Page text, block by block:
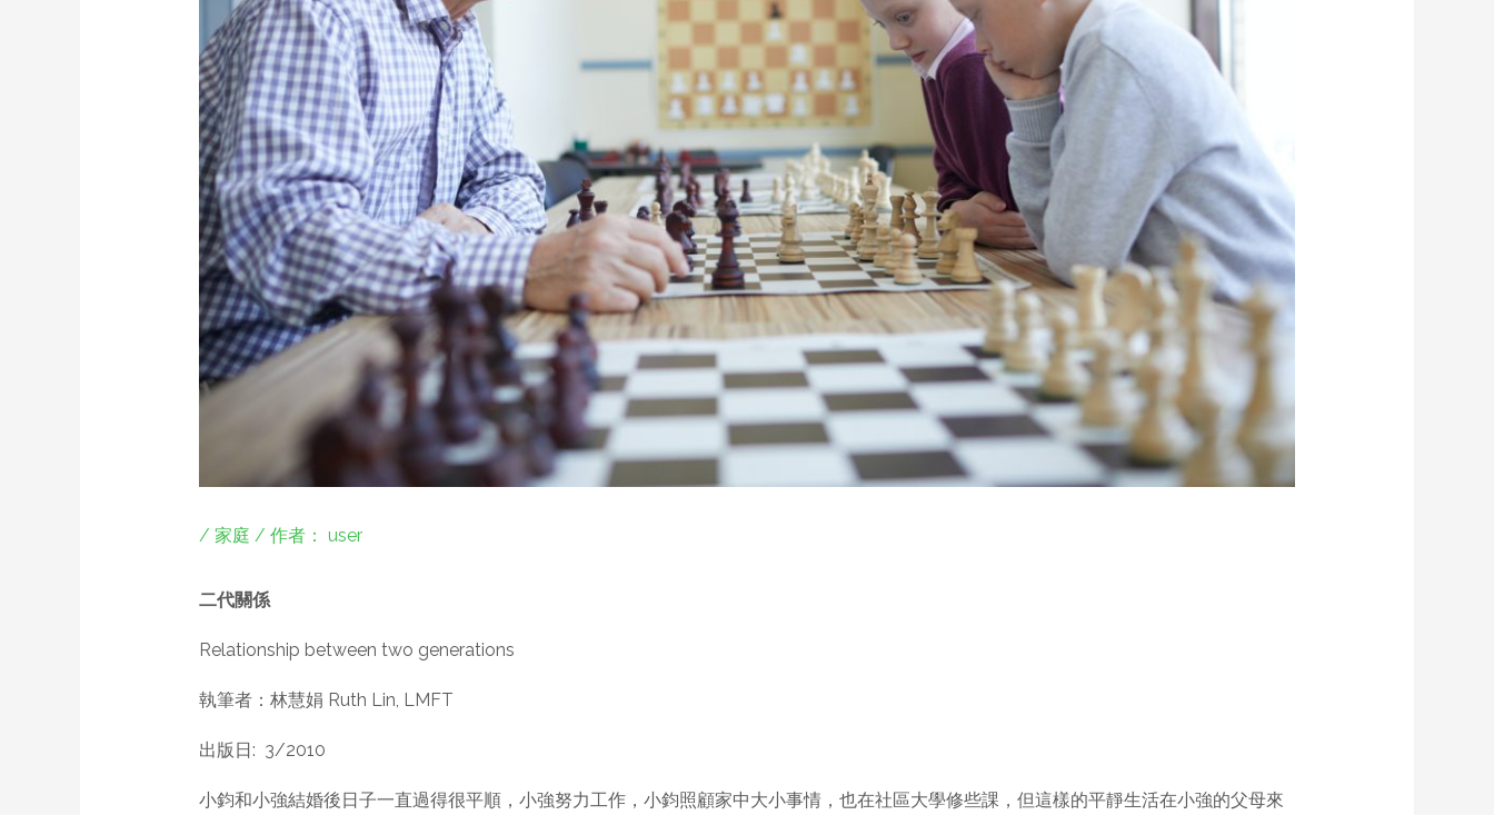
/ 家庭 / 作者： user
二代關係
Relationship between two generations
執筆者：林慧娟 Ruth Lin, LMFT
出版日: 3/2010
小鈞和小強結婚後日子一直過得很平順，小強努力工作，小鈞照顧家中大小事情，也在社區大學修些課，但這樣的平靜生活在小強的父母來